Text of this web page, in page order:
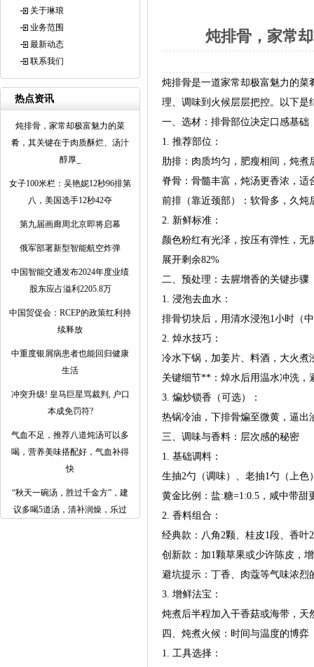
关于琳琅
业务范围
最新动态
联系我们
热点资讯
炖排骨，家常却极富魅力的菜
肴，其关键在于肉质酥烂、汤汁
醇厚_
女子100米栏：吴艳妮12秒96排第
八，美国选手12秒42夺
第九届画廊周北京即将启幕
俄军部署新型智能航空炸弹
中国智能交通发布2024年度业绩
股东应占溢利2205.8万
中国贸促会：RCEP的政策红利持
续释放
中重度银屑病患者也能回归健康
生活
冲突升级! 皇马巨星骂裁判, 户口
本成免罚符?
气血不足，推荐八道炖汤可以多
喝，营养美味搭配好，气血补得
快
​“秋天一碗汤，胜过千金方”，建
议多喝5道汤，清补润燥，乐过
炖排骨，家常
炖排骨是一道家常却极富魅力的
理、调味到火候层层把控。以下
一、选材：排骨部位决定口感基础
1. 推荐部位：
肋排：肉质均匀，肥瘦相间，炖
脊骨：骨髓丰富，炖汤更香浓，适
前排（靠近颈部）：软骨多，久
2. 新鲜标准：
颜色粉红有光泽，按压有弹性，
展开剩余82%
二、预处理：去腥增香的关键步骤
1. 浸泡去血水：
排骨切块后，用清水浸泡1小时（
2. 焯水技巧：
冷水下锅，加姜片、料酒，大火煮
关键细节**：焯水后用温水冲洗，
3. 煸炒锁香（可选）：
热锅冷油，下排骨煸至微黄，逼
三、调味与香料：层次感的秘密
1. 基础调料：
生抽2勺（调味）、老抽1勺（上
黄金比例：盐:糖=1:0.5，咸中带甜
2. 香料组合：
经典款：八角2颗、桂皮1段、香叶
创新款：加1颗草果或少许陈皮，
避坑提示：丁香、肉蔻等气味浓烈
3. 增鲜法宝：
炖煮后半程加入干香菇或海带，天
四、炖煮火候：时间与温度的博弈
1. 工具选择：